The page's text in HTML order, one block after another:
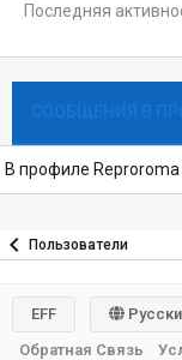
Последняя
СООБЩЕНИЯ В
В профиле Reproroma
Пользователи
EFF
Обратная Связь